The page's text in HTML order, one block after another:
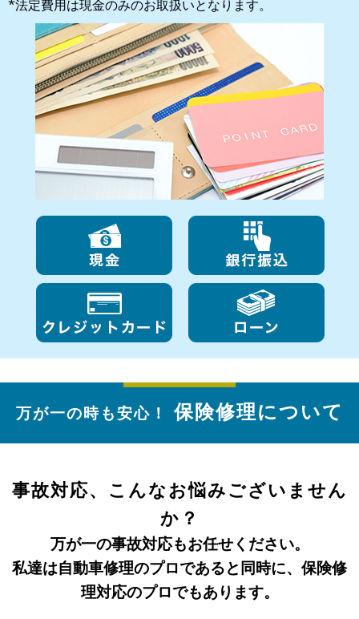
*法定費用は現金のみのお取扱いとなります。
万が一の時も安心！ 保険修理について
事故対応、こんなお悩みございません
か？
万が一の事故対応もお任せください。
私達は自動車修理のプロであると同時に、保険修
理対応のプロでもあります。